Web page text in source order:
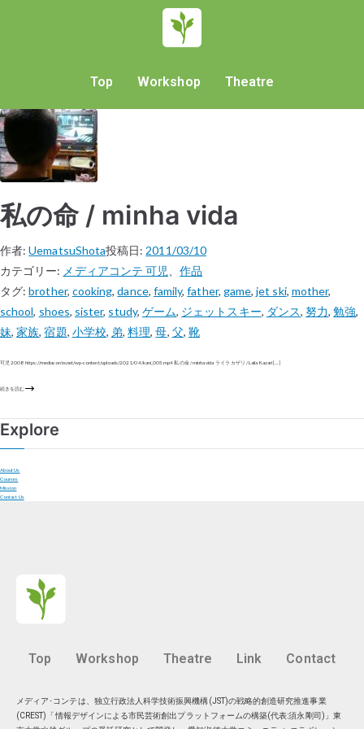
Top Workshop Theatre
私の命 / minha vida
作者:UematsuShota投稿日: 2011/03/10
カテゴリー: メディアコンテ 可児 、作品
タグ:brother, cooking,dance, family,father, game,jet ski, mother,
school, shoes, sister, study, ゲーム, ジェットスキー, ダンス,努力,勉強,
妹,家族,宿題, 小学校, 弟,料理,母, 父, 靴
可児 2008 https://mediaconte.net/wp-content/uploads/2021/04/kani_005.mp4 私の命 / minha vida ライラ カザリ / Laila Kazari […]
続きを読む
Explore
About Us
Courses
Mission
Contact Us
Top Workshop Theatre Link Contact
メディア･コンテは、独立行政法人科学技術振興機構(JST)の戦略的創造研究推進事業
(CREST)「情報デザインによる市民芸術創出プラットフォームの構築(代表:須永剛司)」東